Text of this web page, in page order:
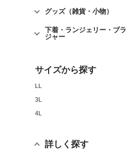
グッズ（雑貨・小物）
下着・ランジェリー・ブラ
ジャー
サイズから探す
LL
3L
4L
詳しく探す